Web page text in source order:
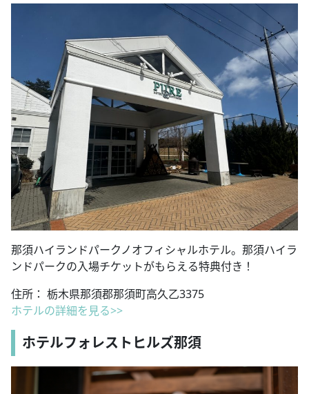
那須ハイランドパークノオフィシャルホテル。那須ハイラ
ンドパークの入場チケットがもらえる特典付き！
住所： 栃木県那須郡那須町高久乙3375
ホテルの詳細を見る>>
ホテルフォレストヒルズ那須